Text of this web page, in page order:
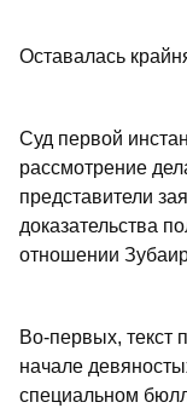
Оставалась
Суд первой
рассмотрение
представители
доказательства
отношении
Во-первых, текст
начале
специальном